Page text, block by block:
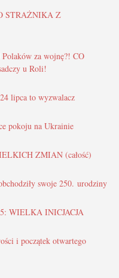
STRAŻNIKA Z
za wojnę?! CO
u Roli!
lipca to wyzwalacz
pokoju na Ukrainie
ZMIAN (całość)
swoje 250. urodziny
WIELKA INICJACJA
i początek otwartego